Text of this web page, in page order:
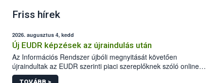
Friss hírek
2026. augusztus 4, kedd
Új EUDR képzések az újraindulás után
Az Információs Rendszer újbóli megnyitását követően
újraindultak az EUDR szerinti piaci szereplőknek szóló online
képzések.